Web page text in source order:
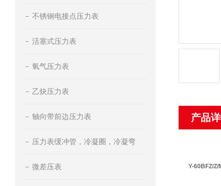
不锈钢电接点压力表
活塞式压力表
氧气压力表
乙炔压力表
轴向带前边压力表
压力表缓冲管，冷凝圈，冷凝弯
微差压表
产品
Y-60BFZ/Z/